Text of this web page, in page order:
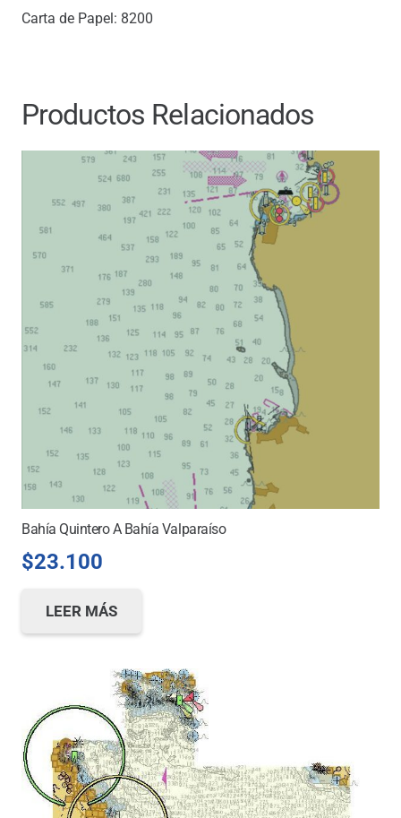
Carta de Papel: 8200
Productos Relacionados
Bahía Quintero A Bahía Valparaíso
$23.100
LEER MÁS